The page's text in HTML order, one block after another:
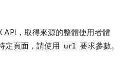
API，取得來源的整體使用者體
定頁面，請使用 url 要求參數。